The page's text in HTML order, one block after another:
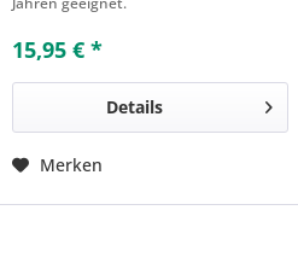
Gebäude und lernt nebenbei
15,95 € *
Details
Merken